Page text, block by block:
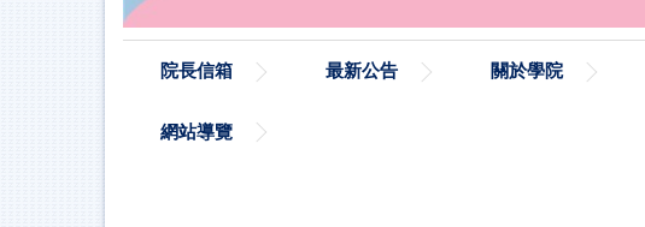
院長信箱 最新公告 關於學院
網站導覽